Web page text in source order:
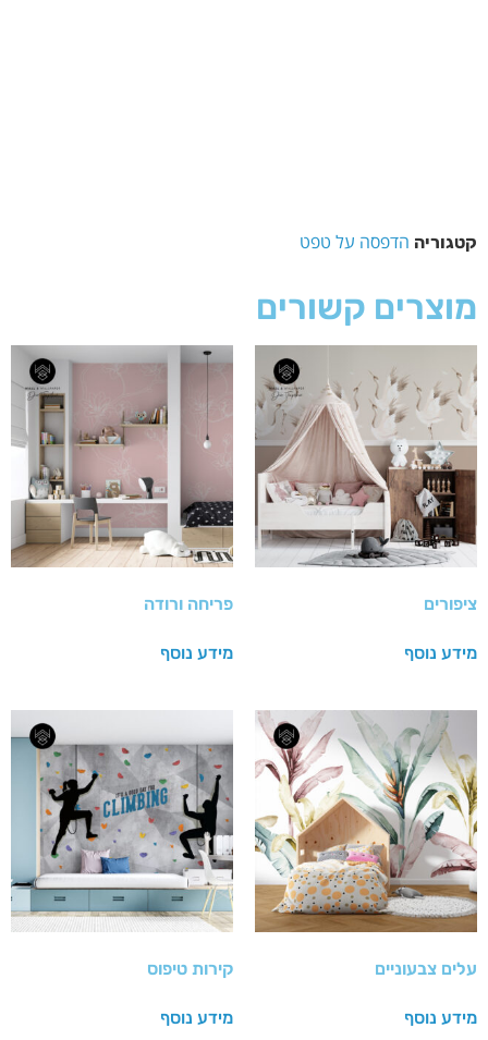
קטגוריה הדפסה על טפט
מוצרים קשורים
ציפורים
מידע נוסף
פריחה ורודה
מידע נוסף
עלים צבעוניים
מידע נוסף
קירות טיפוס
מידע נוסף